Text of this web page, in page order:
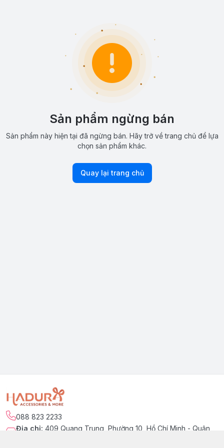
Sản phẩm ngừng bán
Sản phẩm này hiện tại đã ngừng bán. Hãy trở về trang chủ để lựa
chọn sản phẩm khác.
Quay lại trang chủ
088 823 2233
Địa chỉ: 409 Quang Trung, Phường 10, Hồ Chí Minh - Quận